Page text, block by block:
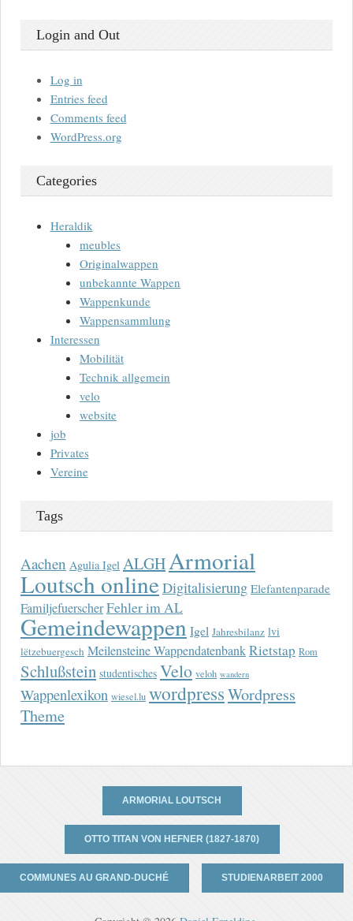
Login and Out
Log in
Entries feed
Comments feed
WordPress.org
Categories
Heraldik
meubles
Originalwappen
unbekannte Wappen
Wappenkunde
Wappensammlung
Interessen
Mobilität
Technik allgemein
velo
website
job
Privates
Vereine
Tags
Aachen Agulia Igel ALGHArmorial
Loutsch onlineDigitalisierung Elefantenparade
FamiljefuerscherFehler im AL
Gemeindewappen Igel Jahresbilanz lvi
lëtzebuergesch Meilensteine WappendatenbankRietstap Rom
Schlußstein studentisches Velo veloh wandern
Wappenlexikon wiesel.lu wordpressWordpress
Theme
ARMORIAL LOUTSCH
OTTO TITAN VON HEFNER (1827-1870)
COMMUNES AU GRAND-DUCHÉ STUDIENARBEIT 2000